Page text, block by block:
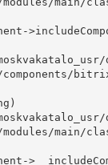
bitrix/
main/